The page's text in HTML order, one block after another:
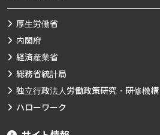
厚生労働省
内閣府
経済産業省
総務省統計局
独立行政法人労働政策研究・研修機構
ハローワーク